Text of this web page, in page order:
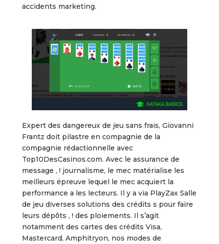
accidents marketing.
Expert des dangereux de jeu sans frais, Giovanni
Frantz doit pilastre en compagnie de la
compagnie rédactionnelle avec
Top10DesCasinos.com. Avec le assurance de
message , ! journalisme, le mec matérialise les
meilleurs épreuve lequel le mec acquiert la
performance a les lecteurs. Il y a via PlayZax Salle
de jeu diverses solutions des crédits s pour faire
leurs dépôts , ! des ploiements. Il s’agit
notamment des cartes des crédits Visa,
Mastercard, Amphitryon, nos modes de